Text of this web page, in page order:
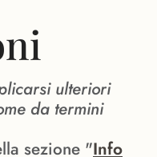
ulteriori
da termini
sezione "Info